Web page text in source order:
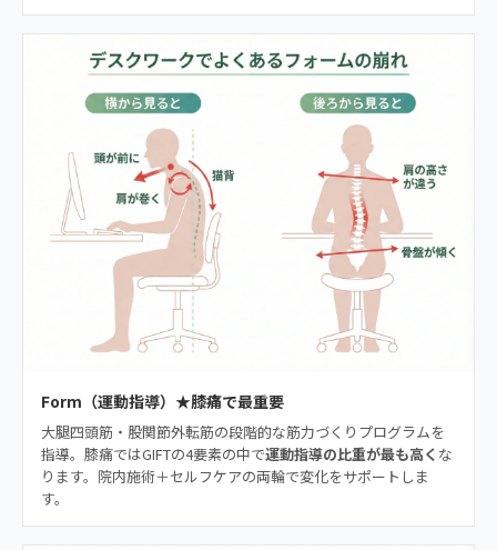
Form（運動指導）★膝痛で最重要
大腿四頭筋・股関節外転筋の段階的な筋力づくりプログラムを
指導。膝痛ではGIFTの4要素の中で運動指導の比重が最も高く な
ります。院内施術＋セルフケアの両輪で変化をサポートしま
す。